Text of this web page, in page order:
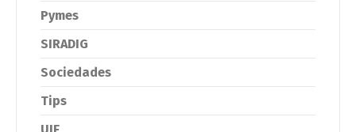
Pymes
SIRADIG
Sociedades
Tips